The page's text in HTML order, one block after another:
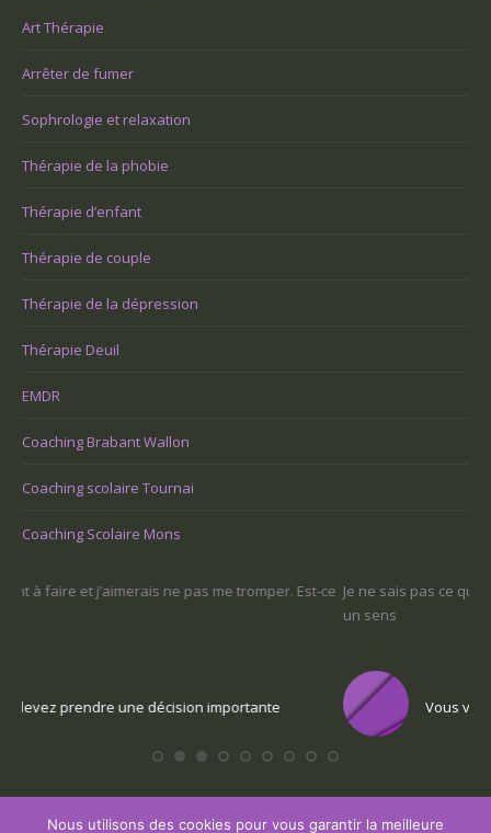
Art Thérapie
Arrêter de fumer
Sophrologie et relaxation
Thérapie de la phobie
Thérapie d’enfant
Thérapie de couple
Thérapie de la dépression
Thérapie Deuil
EMDR
Coaching Brabant Wallon
Coaching scolaire Tournai
Coaching Scolaire Mons
Je ne sais pas ce que je veux faire dans la vie : comment retrouver
Vous voulez trouver votre voix personnelle
Nous utilisons des cookies pour vous garantir la meilleure